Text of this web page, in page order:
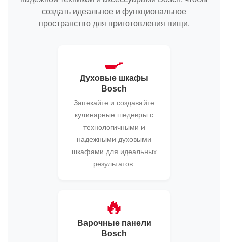
создать идеальное и функциональное
пространство для приготовления пищи.
🍳
Духовые шкафы
Bosch
Запекайте и создавайте
кулинарные шедевры с
технологичными и
надежными духовыми
шкафами для идеальных
результатов.
🔥
Варочные панели
Bosch